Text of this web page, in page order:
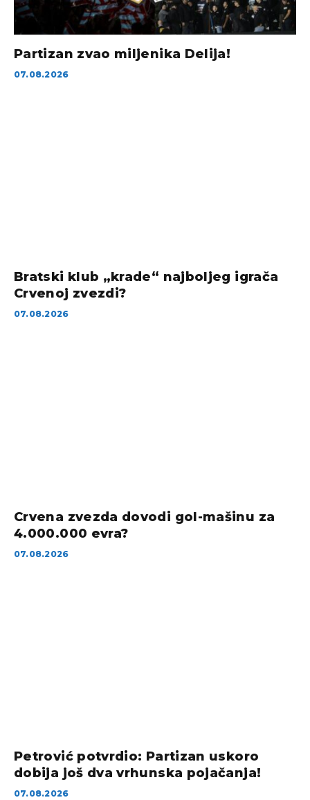
Partizan zvao miljenika Delija!
07.08.2026
Bratski klub „krade“ najboljeg igrača
Crvenoj zvezdi?
07.08.2026
Crvena zvezda dovodi gol-mašinu za
4.000.000 evra?
07.08.2026
Petrović potvrdio: Partizan uskoro
dobija još dva vrhunska pojačanja!
07.08.2026